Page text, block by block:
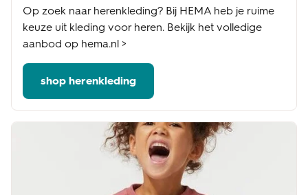
Op zoek naar herenkleding? Bij HEMA heb je ruime
keuze uit kleding voor heren. Bekijk het volledige
aanbod op hema.nl >
shop herenkleding